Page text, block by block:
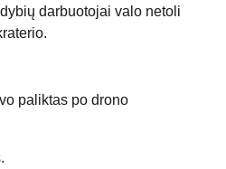
paliktas po drono